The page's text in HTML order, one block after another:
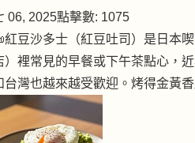
06, 2025點擊數: 1075
紅豆沙多士（紅豆吐司）是日本
）裡常見的早餐或下午茶點心，
台灣也越來越受歡迎。烤得金黃